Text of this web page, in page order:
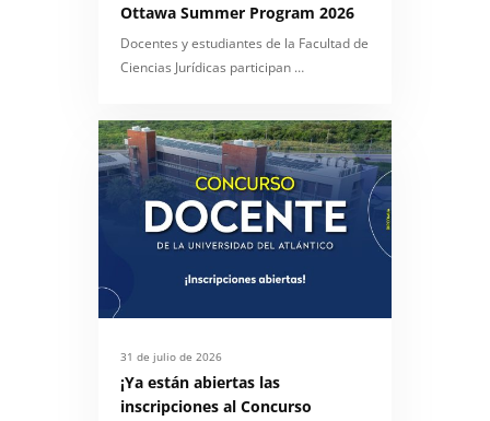
Ottawa Summer Program 2026
Docentes y estudiantes de la Facultad de
Ciencias Jurídicas participan …
31 de julio de 2026
¡Ya están abiertas las
inscripciones al Concurso